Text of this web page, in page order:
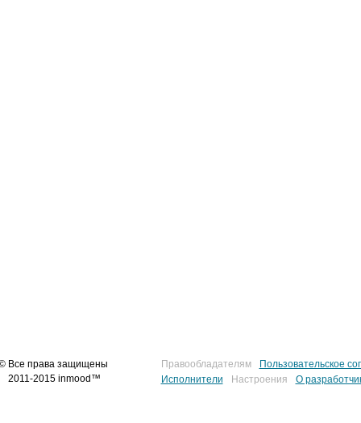
Все права защищены
2011-2015 inmood™
Правообладателям
Пользовательское
Исполнители
Настроения О